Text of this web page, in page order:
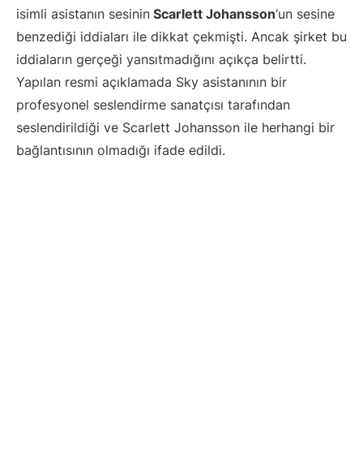
isimli asistanın sesinin Scarlett Johansson‘un sesine
benzediği iddiaları ile dikkat çekmişti. Ancak şirket bu
iddiaların gerçeği yansıtmadığını açıkça belirtti.
Yapılan resmi açıklamada Sky asistanının bir
profesyonel seslendirme sanatçısı tarafından
seslendirildiği ve Scarlett Johansson ile herhangi bir
bağlantısının olmadığı ifade edildi.